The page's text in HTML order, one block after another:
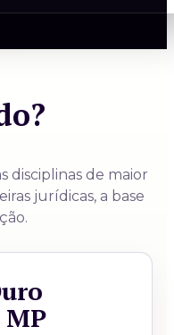
disciplinas de maior
jurídicas, a base